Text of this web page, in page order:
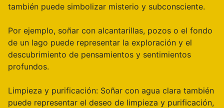
también puede simbolizar misterio y subconsciente.
Por ejemplo, soñar con alcantarillas, pozos o el fondo
de un lago puede representar la exploración y el
descubrimiento de pensamientos y sentimientos
profundos.
Limpieza y purificación: Soñar con agua clara también
puede representar el deseo de limpieza y purificación,